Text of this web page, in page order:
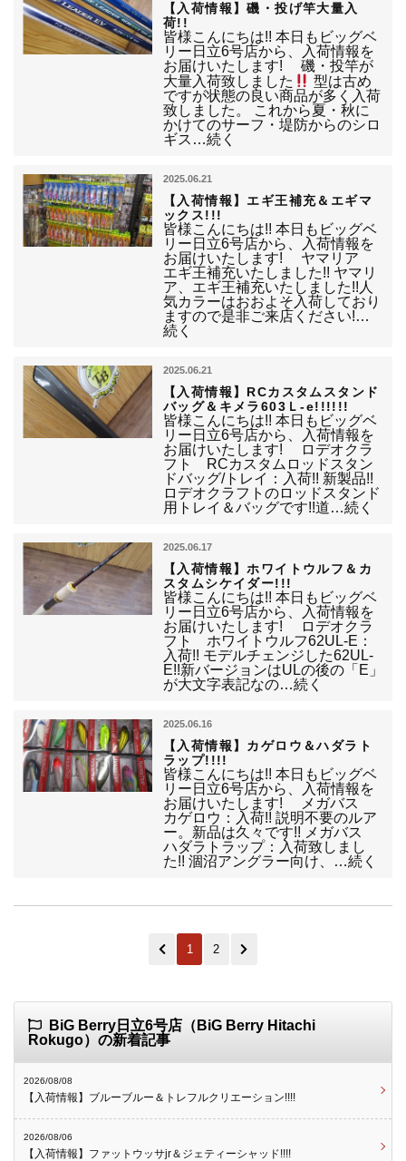
【入荷情報】磯・投げ竿大量入
荷!!
皆様こんにちは!! 本日もビッグベ
リー日立6号店から、入荷情報を
お届けいたします! 磯・投竿が
大量入荷致しました
型は古め
ですが状態の良い商品が多く入荷
致しました。 これから夏・秋に
かけてのサーフ・堤防からのシロ
ギス…続く
2025.06.21
【入荷情報】エギ王補充＆エギマ
ックス!!!
皆様こんにちは!! 本日もビッグベ
リー日立6号店から、入荷情報を
お届けいたします! ヤマリア
エギ王補充いたしました!! ヤマリ
ア、エギ王補充いたしました!!人
気カラーはおおよそ入荷しており
ますので是非ご来店ください!…
続く
2025.06.21
【入荷情報】RCカスタムスタンド
バッグ＆キメラ603Ｌ-e!!!!!!
皆様こんにちは!! 本日もビッグベ
リー日立6号店から、入荷情報を
お届けいたします! ロデオクラ
フト RCカスタムロッドスタン
ドバッグ/トレイ：入荷!! 新製品!!
ロデオクラフトのロッドスタンド
用トレイ＆バッグです!!道…続く
2025.06.17
【入荷情報】ホワイトウルフ＆カ
スタムシケイダー!!!
皆様こんにちは!! 本日もビッグベ
リー日立6号店から、入荷情報を
お届けいたします! ロデオクラ
フト ホワイトウルフ62UL-E：
入荷!! モデルチェンジした62UL-
E!!新バージョンはULの後の「E」
が大文字表記なの…続く
2025.06.16
【入荷情報】カゲロウ＆ハダラト
ラップ!!!!
皆様こんにちは!! 本日もビッグベ
リー日立6号店から、入荷情報を
お届けいたします! メガバス
カゲロウ：入荷!! 説明不要のルア
ー。新品は久々です!! メガバス
ハダラトラップ：入荷致しまし
た!! 涸沼アングラー向け、…続く
1 2
BiG Berry日立6号店（BiG Berry Hitachi
Rokugo）の新着記事
2026/08/08
【入荷情報】ブルーブルー＆トレフルクリエーション!!!!
2026/08/06
【入荷情報】ファットウッサjr＆ジェティーシャッド!!!!